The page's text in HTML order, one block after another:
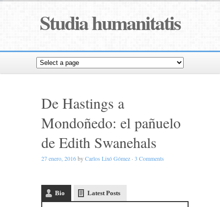
Studia humanitatis
De Hastings a
Mondoñedo: el pañuelo
de Edith Swanehals
27 enero, 2016byCarlos Lixó Gómez · 3 Comments
Bio Latest Posts